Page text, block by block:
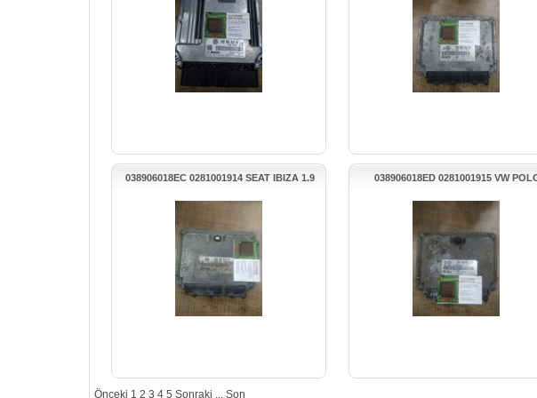
038906018EC 0281001914 SEAT IBIZA 1.9
038906018ED 0281001915 VW
Önceki 1 2 3 4 5 Sonraki ... Son